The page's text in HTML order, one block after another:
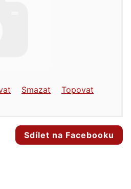
Smazat
Topovat
Sdílet na Facebooku